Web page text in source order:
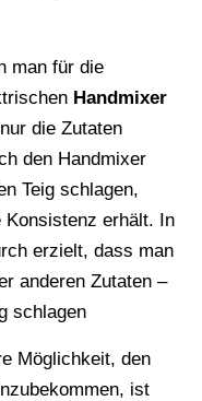
man für die
Handmixer
die Zutaten
den Handmixer
Teig schlagen,
Konsistenz erhält. In
erzielt, dass man
anderen Zutaten –
schlagen
Möglichkeit, den
ist